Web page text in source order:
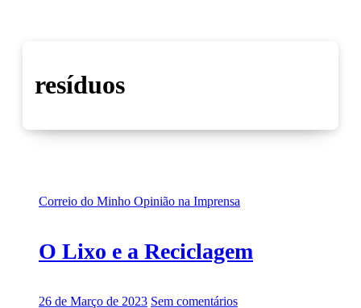
resíduos
Correio do Minho Opinião na Imprensa
O Lixo e a Reciclagem
26 de Março de 2023 Sem comentários